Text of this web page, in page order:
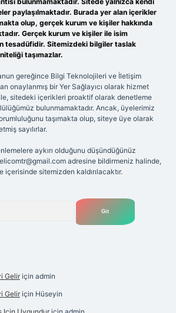
paylaşılmaktadır. Burada yer alan içerikler
olup, gerçek kurum ve kişiler hakkında
Gerçek kurum ve kişiler ile isim
tesadüfidir. Sitemizdeki bilgiler taslak
taşımazlar.
gereğince Bilgi Teknolojileri ve İletişim
onaylanmış bir Yer Sağlayıcı olarak hizmet
sitedeki içerikleri proaktif olarak denetleme
bulunmamaktadır. Ancak, üyelerimiz
taşımakta olup, siteye üye olarak
sayılırlar.
aykırı olduğunu düşündüğünüz
adresine bildirmeniz halinde,
sitemizden kaldırılacaktır.
Gelir için admin
Gelir için Hüseyin